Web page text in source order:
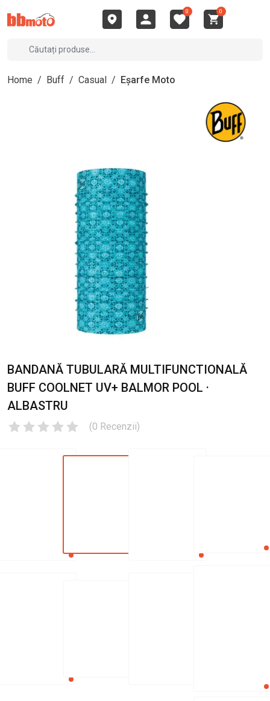
0 0
Home / Buff / Casual / Eșarfe Moto
BANDANĂ TUBULARĂ MULTIFUNCTIONALĂ
BUFF COOLNET UV+ BALMOR POOL ·
ALBASTRU
(0 Recenzii)